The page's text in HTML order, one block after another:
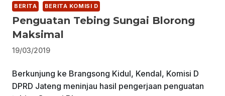
BERITA BERITA KOMISI D
Penguatan Tebing Sungai Blorong
Maksimal
19/03/2019
Berkunjung ke Brangsong Kidul, Kendal, Komisi D
DPRD Jateng meninjau hasil pengerjaan penguatan